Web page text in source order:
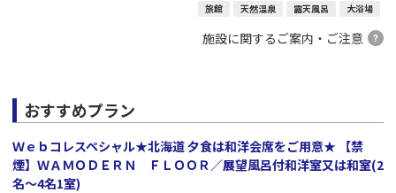
旅館 天然温泉 露天風呂 大浴場
施設に関するご案内・ご注意
おすすめプラン
Ｗｅｂコレスペシャル★北海道 夕食は和洋会席をご用意★ 【禁
煙】ＷＡＭＯＤＥＲＮ ＦＬＯＯＲ／展望風呂付和洋室又は和室(2
名～4名1室)